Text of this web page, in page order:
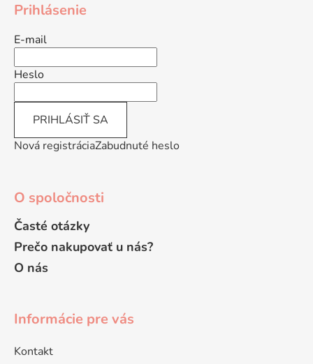
Prihlásenie
E-mail
Heslo
PRIHLÁSIŤ SA
Nová registráciaZabudnuté heslo
O spoločnosti
Časté otázky
Prečo nakupovať u nás?
O nás
Informácie pre vás
Kontakt